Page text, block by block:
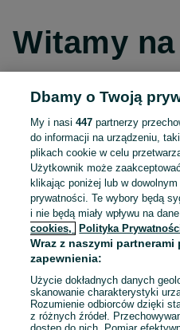
Witamy
Kontynuuj
Kontynuuj
Kontynuuj
E-mail
Dbamy o Twoją
My i nasi447 partnerzy
do informacji na urządzeniu,
plikach cookie w celu
Użytkownik może
klikając poniżej lub w
prywatności. Te wybory będą
i nie będą miały wpływu na
cookies,
Polityka
Wraz z naszymi
zapewnienia:
Użycie dokładnych danych
skanowanie charakterystyki
Rozumienie odbiorców dzięki
z różnych źródeł.